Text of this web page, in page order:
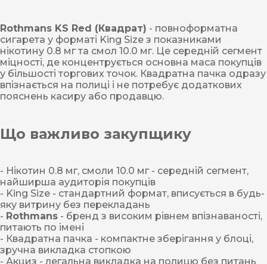
Rothmans KS Red (Квадрат) - повноформатна
сигарета у форматі King Size з показниками
нікотину 0.8 мг та смол 10.0 мг. Це середній сегмент
міцності, де концентрується основна маса покупців
у більшості торгових точок. Квадратна пачка одразу
впізнається на полиці і не потребує додаткових
пояснень касиру або продавцю.
Що важливо закупщику
- Нікотин 0.8 мг, смоли 10.0 мг - середній сегмент,
найширша аудиторія покупців
- King Size - стандартний формат, вписується в будь-
яку витрину без перекладань
- Rothmans - бренд з високим рівнем впізнаваності,
питають по імені
- Квадратна пачка - компактне зберігання у блоці,
зручна викладка стопкою
- Акциз - легальна викладка на полицю без питань